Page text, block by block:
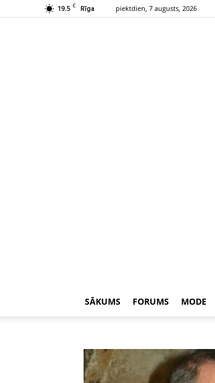
19.5 C Rīga piektdien, 7 augusts, 2026
SĀKUMS FORUMS MODE